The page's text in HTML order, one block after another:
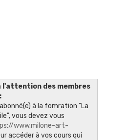
l'attention des membres
à la fomration "La
vous devez vous
www.milone-art-
accéder à vos cours qui